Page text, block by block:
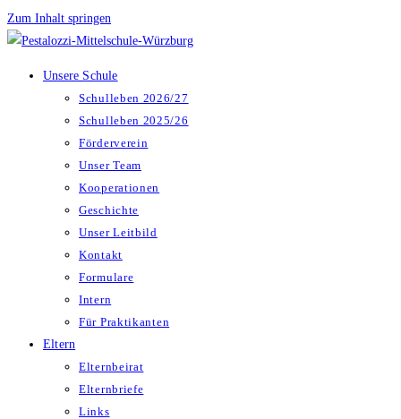
Zum Inhalt springen
Unsere Schule
Schulleben 2026/27
Schulleben 2025/26
Förderverein
Unser Team
Kooperationen
Geschichte
Unser Leitbild
Kontakt
Formulare
Intern
Für Praktikanten
Eltern
Elternbeirat
Elternbriefe
Links